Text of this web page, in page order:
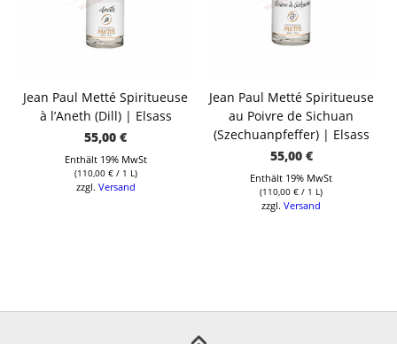
Jean Paul Metté Spiritueuse
à l’Aneth (Dill) | Elsass
55,00€
Enthält 19% MwSt
(110,00 €/ 1 L)
zzgl. Versand
Jean Paul Metté Spiritueuse
au Poivre de Sichuan
(Szechuanpfeffer) | Elsass
55,00 €
Enthält 19% MwSt
(110,00€ / 1 L)
zzgl.Versand